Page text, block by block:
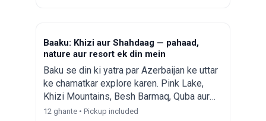
Baaku: Khizi aur Shahdaag — pahaad,
nature aur resort ek din mein
Baku se din ki yatra par Azerbaijan ke uttar
ke chamatkar explore karen. Pink Lake,
Khizi Mountains, Besh Barmaq, Quba aur
Shahdag Mountain Resort dekhen.
12 ghante • Pickup included